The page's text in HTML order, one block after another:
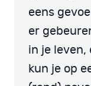
eens
er
in je leven,
kun je op